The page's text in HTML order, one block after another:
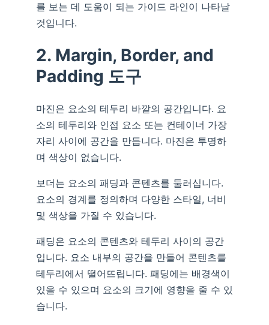
를 보는 데 도움이 되는 가이드 라인이 나타날
것입니다.
2. Margin, Border, and
Padding 도구
마진은 요소의 테두리 바깥의 공간입니다. 요
소의 테두리와 인접 요소 또는 컨테이너 가장
자리 사이에 공간을 만듭니다. 마진은 투명하
며 색상이 없습니다.
보더는 요소의 패딩과 콘텐츠를 둘러십니다.
요소의 경계를 정의하며 다양한 스타일, 너비
및 색상을 가질 수 있습니다.
패딩은 요소의 콘텐츠와 테두리 사이의 공간
입니다. 요소 내부의 공간을 만들어 콘텐츠를
테두리에서 떨어뜨립니다. 패딩에는 배경색이
있을 수 있으며 요소의 크기에 영향을 줄 수 있
습니다.